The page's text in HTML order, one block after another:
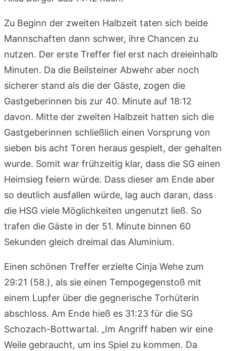
Zu Beginn der zweiten Halbzeit taten sich beide
Mannschaften dann schwer, ihre Chancen zu
nutzen. Der erste Treffer fiel erst nach dreieinhalb
Minuten. Da die Beilsteiner Abwehr aber noch
sicherer stand als die der Gäste, zogen die
Gastgeberinnen bis zur 40. Minute auf 18:12
davon. Mitte der zweiten Halbzeit hatten sich die
Gastgeberinnen schließlich einen Vorsprung von
sieben bis acht Toren heraus gespielt, der gehalten
wurde. Somit war frühzeitig klar, dass die SG einen
Heimsieg feiern würde. Dass dieser am Ende aber
so deutlich ausfallen würde, lag auch daran, dass
die HSG viele Möglichkeiten ungenutzt ließ. So
trafen die Gäste in der 51. Minute binnen 60
Sekunden gleich dreimal das Aluminium.
Einen schönen Treffer erzielte Cinja Wehe zum
29:21 (58.), als sie einen Tempogegenstoß mit
einem Lupfer über die gegnerische Torhüterin
abschloss. Am Ende hieß es 31:23 für die SG
Schozach-Bottwartal. „Im Angriff haben wir eine
Weile gebraucht, um ins Spiel zu kommen. Da